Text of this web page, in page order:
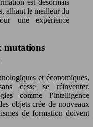
est désormais
alliant le meilleur du
une expérience
mutations
et économiques,
cesse se réinventer.
comme l’intelligence
objets crée de nouveaux
de formation doivent